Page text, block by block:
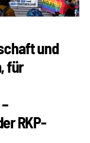
und
für
RKP-